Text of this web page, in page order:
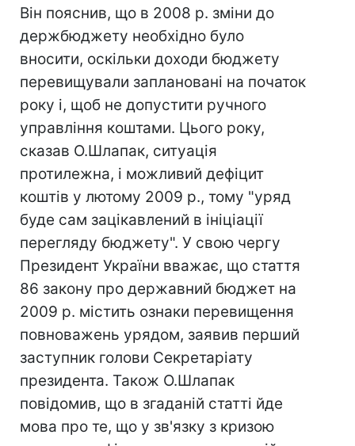
Він пояснив, що в 2008 р. зміни до
держбюджету необхідно було
вносити, оскільки доходи бюджету
перевищували заплановані на початок
року і, щоб не допустити ручного
управління коштами. Цього року,
сказав О.Шлапак, ситуація
протилежна, і можливий дефіцит
коштів у лютому 2009 р., тому "уряд
буде сам зацікавлений в ініціації
перегляду бюджету". У свою чергу
Президент України вважає, що стаття
86 закону про державний бюджет на
2009 р. містить ознаки перевищення
повноважень урядом, заявив перший
заступник голови Секретаріату
президента. Також О.Шлапак
повідомив, що в згаданій статті йде
мова про те, що у зв'язку з кризою